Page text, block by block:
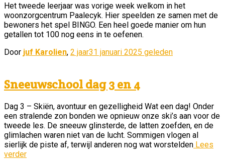
Het tweede leerjaar was vorige week welkom in het
woonzorgcentrum Paalecyk. Hier speelden ze samen met de
bewoners het spel BINGO. Een heel goede manier om hun
getallen tot 100 nog eens in te oefenen.
Door juf Karolien, 2 jaar31 januari 2025 geleden
Sneeuwschool dag 3 en 4
Dag 3 – Skiën, avontuur en gezelligheid Wat een dag! Onder
een stralende zon bonden we opnieuw onze ski’s aan voor de
tweede les. De sneeuw glinsterde, de latten zoefden, en de
glimlachen waren niet van de lucht. Sommigen vlogen al
sierlijk de piste af, terwijl anderen nog wat worstelden Lees
verder